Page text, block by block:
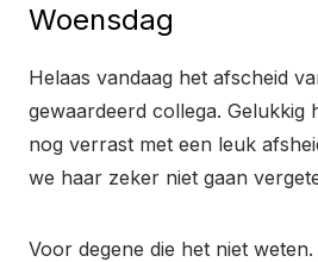
Woensdag
Helaas vandaag het afscheid
gewaardeerd collega. Gelukkig
nog verrast met een leuk
we haar zeker niet gaan
Voor degene die het niet